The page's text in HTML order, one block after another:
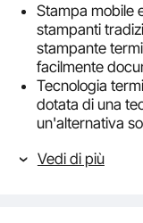
Stampa mobile
stampanti
stampante
facilmente
Tecnologia
dotata di una
un'alternativa
pulita ed
Vedi di più